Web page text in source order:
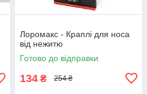
Лоромакс - Краплі для носа
від нежитю
Готово до відправки
134 ₴ 254 ₴